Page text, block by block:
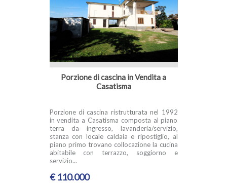
Porzione di cascina in Vendita a
Casatisma
Porzione di cascina ristrutturata nel 1992
in vendita a Casatisma composta al piano
terra da ingresso, lavanderia/servizio,
stanza con locale caldaia e ripostiglio, al
piano primo trovano collocazione la cucina
abitabile con terrazzo, soggiorno e
servizio...
€ 110.000